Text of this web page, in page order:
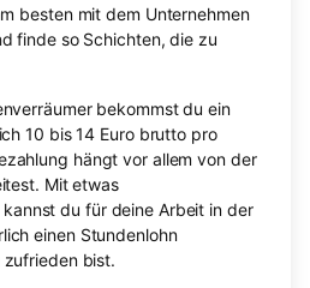
besten mit dem Unternehmen
finde so Schichten, die zu
bekommst du ein
10 bis 14 Euro brutto pro
hängt vor allem von der
Mit etwas
kannst du für deine Arbeit in der
einen Stundenlohn
bist.